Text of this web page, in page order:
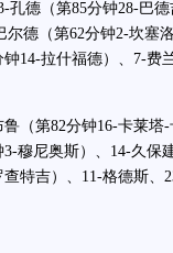
德（第85分钟28-巴德
德（第62分钟2-坎塞
14-拉什福德）、7-费
第82分钟16-卡莱塔-
穆尼奥斯）、14-久保
特吉）、11-格德斯、